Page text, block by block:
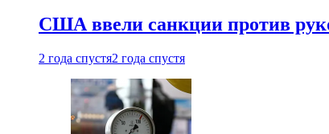
США ввели санкции против
2 года спустя2 года спустя